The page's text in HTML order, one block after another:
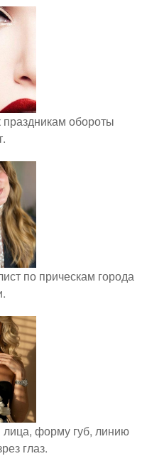
обороты
по прическам города
форму губ, линию
глаз.